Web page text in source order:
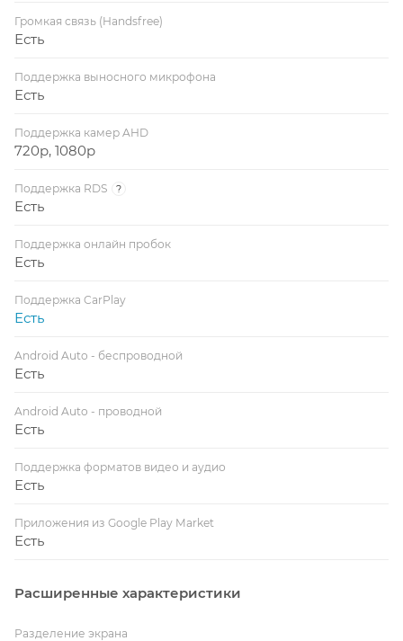
Громкая связь (Handsfree)
Есть
Поддержка выносного микрофона
Есть
Поддержка камер AHD
720p, 1080p
Поддержка RDS ?
Есть
Поддержка онлайн пробок
Есть
Поддержка CarPlay
Есть
Android Auto - беспроводной
Есть
Android Auto - проводной
Есть
Поддержка форматов видео и аудио
Есть
Приложения из Google Play Market
Есть
Расширенные характеристики
Разделение экрана